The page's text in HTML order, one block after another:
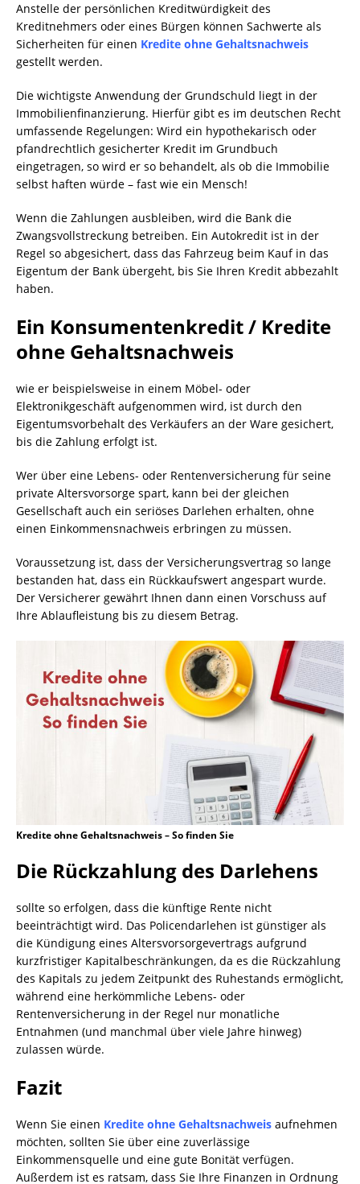
Anstelle der persönlichen Kreditwürdigkeit des
Kreditnehmers oder eines Bürgen können Sachwerte als
Sicherheiten für einen Kredite ohne Gehaltsnachweis
gestellt werden.
Die wichtigste Anwendung der Grundschuld liegt in der
Immobilienfinanzierung. Hierfür gibt es im deutschen Recht
umfassende Regelungen: Wird ein hypothekarisch oder
pfandrechtlich gesicherter Kredit im Grundbuch
eingetragen, so wird er so behandelt, als ob die Immobilie
selbst haften würde – fast wie ein Mensch!
Wenn die Zahlungen ausbleiben, wird die Bank die
Zwangsvollstreckung betreiben. Ein Autokredit ist in der
Regel so abgesichert, dass das Fahrzeug beim Kauf in das
Eigentum der Bank übergeht, bis Sie Ihren Kredit abbezahlt
haben.
Ein Konsumentenkredit / Kredite
ohne Gehaltsnachweis
wie er beispielsweise in einem Möbel- oder
Elektronikgeschäft aufgenommen wird, ist durch den
Eigentumsvorbehalt des Verkäufers an der Ware gesichert,
bis die Zahlung erfolgt ist.
Wer über eine Lebens- oder Rentenversicherung für seine
private Altersvorsorge spart, kann bei der gleichen
Gesellschaft auch ein seriöses Darlehen erhalten, ohne
einen Einkommensnachweis erbringen zu müssen.
Voraussetzung ist, dass der Versicherungsvertrag so lange
bestanden hat, dass ein Rückkaufswert angespart wurde.
Der Versicherer gewährt Ihnen dann einen Vorschuss auf
Ihre Ablaufleistung bis zu diesem Betrag.
Kredite ohne Gehaltsnachweis – So finden Sie
Die Rückzahlung des Darlehens
sollte so erfolgen, dass die künftige Rente nicht
beeinträchtigt wird. Das Policendarlehen ist günstiger als
die Kündigung eines Altersvorsorgevertrags aufgrund
kurzfristiger Kapitalbeschränkungen, da es die Rückzahlung
des Kapitals zu jedem Zeitpunkt des Ruhestands ermöglicht,
während eine herkömmliche Lebens- oder
Rentenversicherung in der Regel nur monatliche
Entnahmen (und manchmal über viele Jahre hinweg)
zulassen würde.
Fazit
Wenn Sie einen Kredite ohne Gehaltsnachweis aufnehmen
möchten, sollten Sie über eine zuverlässige
Einkommensquelle und eine gute Bonität verfügen.
Außerdem ist es ratsam, dass Sie Ihre Finanzen in Ordnung